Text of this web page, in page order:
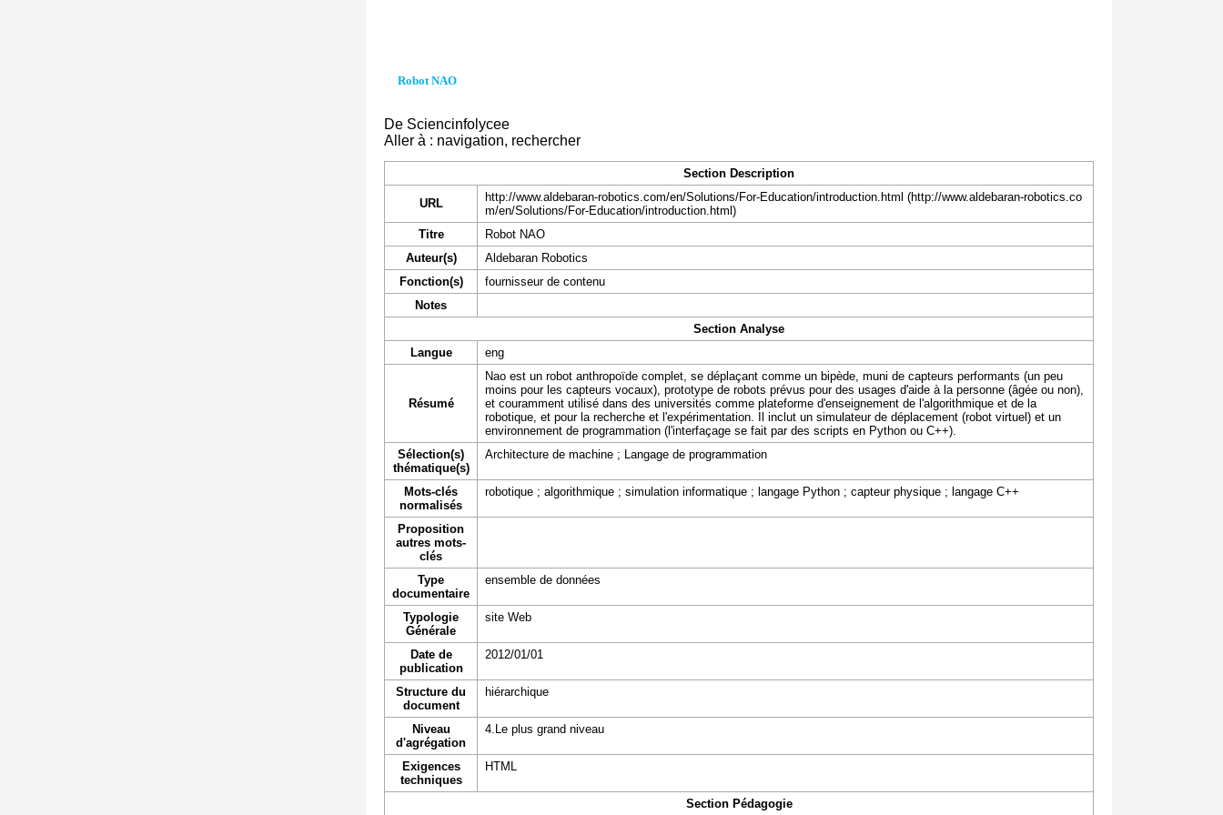
Robot NAO
De Sciencinfolycee
Aller à : navigation, rechercher
Section Description
URL http://www.aldebaran-robotics.com/en/Solutions/For-Education/introduction.html
Titre
Robot NAO
Auteur(s)
Aldebaran Robotics
Fonction(s)
fournisseur de contenu
Notes
Section Analyse
Langue
eng
Résumé
Nao est un robot anthropoïde complet, se déplaçant comme un bipède, muni de capteurs performants (un peu
moins pour les capteurs vocaux), prototype de robots prévus pour des usages d'aide à la personne (âgée ou non),
et couramment utilisé dans des universités comme plateforme d'enseignement de l'algorithmique et de la
robotique, et pour la recherche et l'expérimentation. Il inclut un simulateur de déplacement (robot virtuel) et un
environnement de programmation (l'interfaçage se fait par des scripts en Python ou C++).
Sélection(s)
thématique(s)
Architecture de machine ; Langage de programmation
Mots-clés
normalisés
robotique ; algorithmique ; simulation informatique ; langage Python ; capteur physique ; langage C++
Proposition
autres mots-
clés
Type
documentaire
ensemble de données
Typologie
Générale
site Web
Date de
publication
2012/01/01
Structure du
document
hiérarchique
Niveau
d'agrégation
4.Le plus grand niveau
Exigences
techniques
HTML
Section Pédagogie